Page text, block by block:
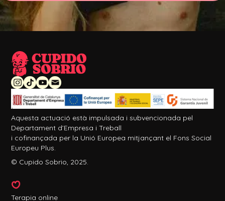
Aquesta actuació està impulsada i subvencionada pel
Departament d’Empresa i Treball
i cofinançada per la Unió Europea mitjançant el Fons Social
Europeu Plus.
© Cupido Sobrio, 2025.
Terapia online